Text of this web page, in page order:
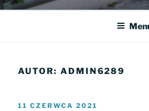
AUTOR: ADMIN6289
OPUBLIKOWANE
11 CZERWCA 2021